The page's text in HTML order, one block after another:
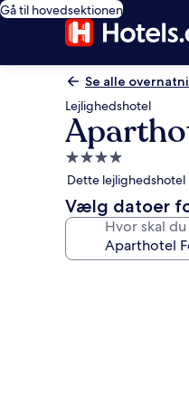
Gå til hovedsektionen
Se alle
Lejlighedshotel
4.0-
stjernet
overnatningssted
Dette lejlighedshotel
Vælg datoer
Hvor skal du